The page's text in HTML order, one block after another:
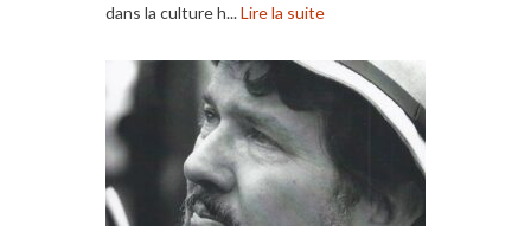
dans la culture h...Lire la suite